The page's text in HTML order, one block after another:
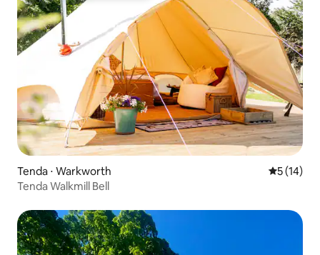
Tenda ⋅ Warkworth 5 de uma
5 (14)
Tenda Walkmill Bell